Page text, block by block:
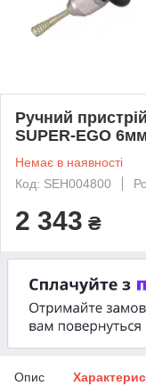
Ручний
SUPER-EGO
Немає в наявності
Код: SEH004800
2 343 ₴
Опис